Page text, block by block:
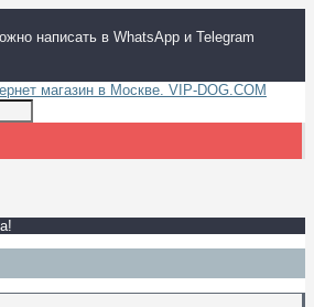
написать в WhatsApp и Telegram